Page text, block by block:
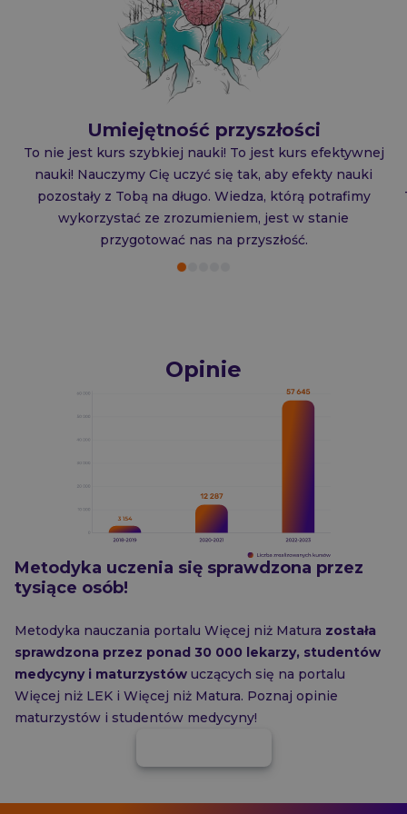
Umiejętność przyszłości
To nie jest kurs szybkiej nauki! To jest kurs efektywnej
nauki! Nauczymy Cię uczyć się tak, aby efekty nauki
pozostały z Tobą na długo. Wiedza, którą potrafimy
wykorzystać ze zrozumieniem, jest w stanie
przygotować nas na przyszłość.
Opinie
Metodyka uczenia się sprawdzona przez
tysiące osób!
Metodyka nauczania portalu Więcej niż Matura została
sprawdzona przez ponad 30 000 lekarzy, studentów
medycyny i maturzystów uczących się na portalu
Więcej niż LEK i Więcej niż Matura. Poznaj opinie
maturzystów i studentów medycyny!